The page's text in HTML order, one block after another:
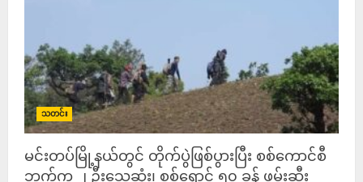
သတင်း
မင်းတပ်မြို့နယ်တွင် တိုက်ပွဲဖြစ်ပွားပြီး စစ်ကောင်စီ
ဘက်က ၂ ဦးသေဆုံး၊ စစ်ရှောင် ၅၀ ခန့် ဖမ်းဆီး